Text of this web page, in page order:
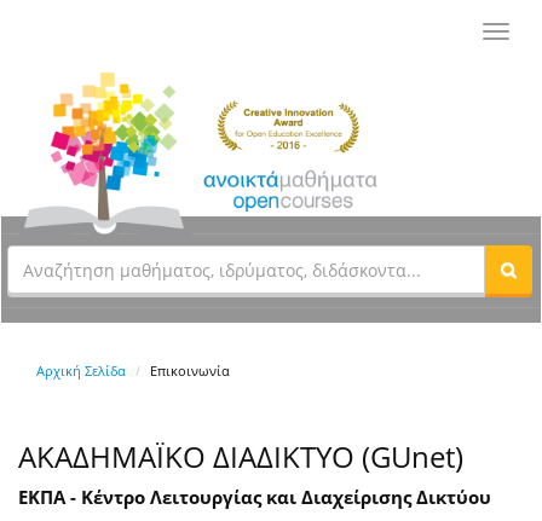
Αρχική Σελίδα Επικοινωνία
ΑΚΑΔΗΜΑΪΚΟ ΔΙΑΔΙΚΤΥΟ (GUnet)
ΕΚΠΑ - Κέντρο Λειτουργίας και Διαχείρισης Δικτύου